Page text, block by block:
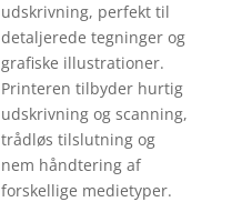
udskrivning, perfekt til
detaljerede tegninger og
grafiske illustrationer.
Printeren tilbyder hurtig
udskrivning og scanning,
trådløs tilslutning og
nem håndtering af
forskellige medietyper.